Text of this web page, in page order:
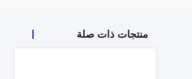
منتجات ذات صلة